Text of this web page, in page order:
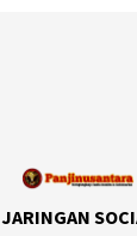
JARINGAN